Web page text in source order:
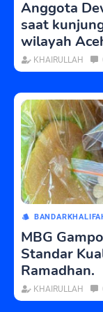
Anggota
saat
wilayah
KHAIRULLAH
MBG
Standar
Ramadhan.
KHAIRULLAH